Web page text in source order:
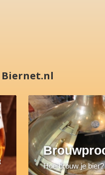
Biernet.nl
Hoe brouw je bier?